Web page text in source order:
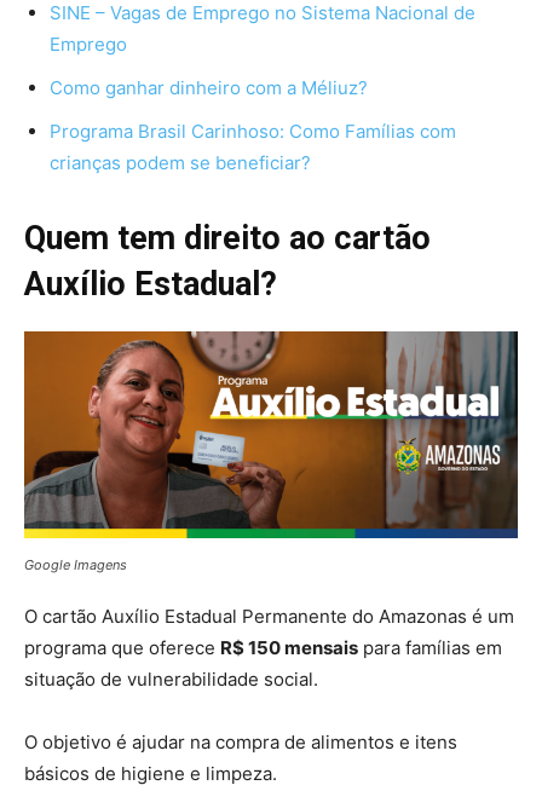
SINE – Vagas de Emprego no Sistema Nacional de
Emprego
Como ganhar dinheiro com a Méliuz?
Programa Brasil Carinhoso: Como Famílias com
crianças podem se beneficiar?
Quem tem direito ao cartão
Auxílio Estadual?
Google Imagens
O cartão Auxílio Estadual Permanente do Amazonas é um
programa que oferece R$ 150 mensais para famílias em
situação de vulnerabilidade social.
O objetivo é ajudar na compra de alimentos e itens
básicos de higiene e limpeza.